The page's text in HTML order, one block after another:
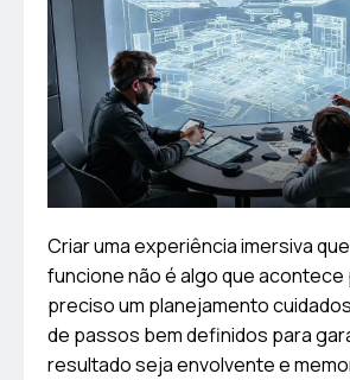
Criar uma experiência imersiva
funcione não é algo que acontece
preciso um planejamento
de passos bem definidos para
resultado seja envolvente e